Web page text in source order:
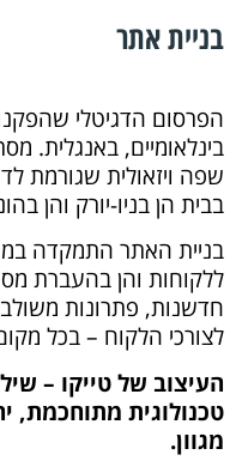
בניית אתר
הפרסום הדגיטלי
בינלאומיים, באנגלית.
שפה ויזאולית שגורמת
בבית הן בניו-יורק והן
בניית האתר התמקדה
ללקוחות והן בהעברת
חדשנות, פתרונות
לצורכי הלקוח – בכל
העיצוב של טייקו –
טכנולוגית מתוחכמת,
מגוון.